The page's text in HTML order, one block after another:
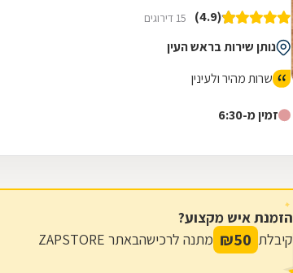
(4.9) 15 דירוגים
נותן שירות בראש העין
שרות מהיר ולעינין
זמין מ-6:30
הזמנת איש מקצוע?
קיבלת 50
₪ מתנה לרכישהבאתר ZAPSTORE